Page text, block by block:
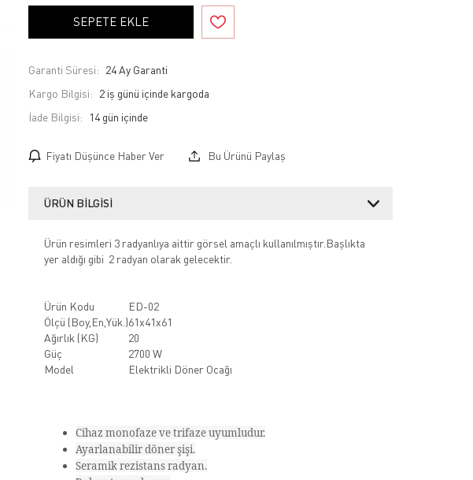
SEPETE EKLE
Garanti Süresi: 24 Ay Garanti
Kargo Bilgisi: 2 iş günü içinde kargoda
İade Bilgisi:
Fiyatı Düşünce Haber Ver Bu Ürünü Paylaş
ÜRÜN BILGISI
Ürün resimleri 3 radyanlıya aittir görsel amaçlı kullanılmıştır.Başlıkta
yer aldığı gibi 2 radyan olarak gelecektir.
Ürün Kodu
ED-02
Ölçü (Boy,En,Yük.)61x41x61
Ağırlık (KG)
20
Güç
2700 W
Model
Elektrikli Döner Ocağı
Cihaz monofaze ve trifaze uyumludur.
Ayarlanabilir döner şişi.
Seramik rezistans radyan.